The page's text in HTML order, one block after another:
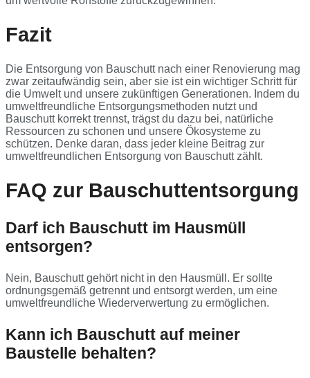
Fazit
Die Entsorgung von Bauschutt nach einer Renovierung mag
zwar zeitaufwändig sein, aber sie ist ein wichtiger Schritt für
die Umwelt und unsere zukünftigen Generationen. Indem du
umweltfreundliche Entsorgungsmethoden nutzt und
Bauschutt korrekt trennst, trägst du dazu bei, natürliche
Ressourcen zu schonen und unsere Ökosysteme zu
schützen. Denke daran, dass jeder kleine Beitrag zur
umweltfreundlichen Entsorgung von Bauschutt zählt.
FAQ zur Bauschuttentsorgung
Darf ich Bauschutt im Hausmüll
entsorgen?
Nein, Bauschutt gehört nicht in den Hausmüll. Er sollte
ordnungsgemäß getrennt und entsorgt werden, um eine
umweltfreundliche Wiederverwertung zu ermöglichen.
Kann ich Bauschutt auf meiner
Baustelle behalten?